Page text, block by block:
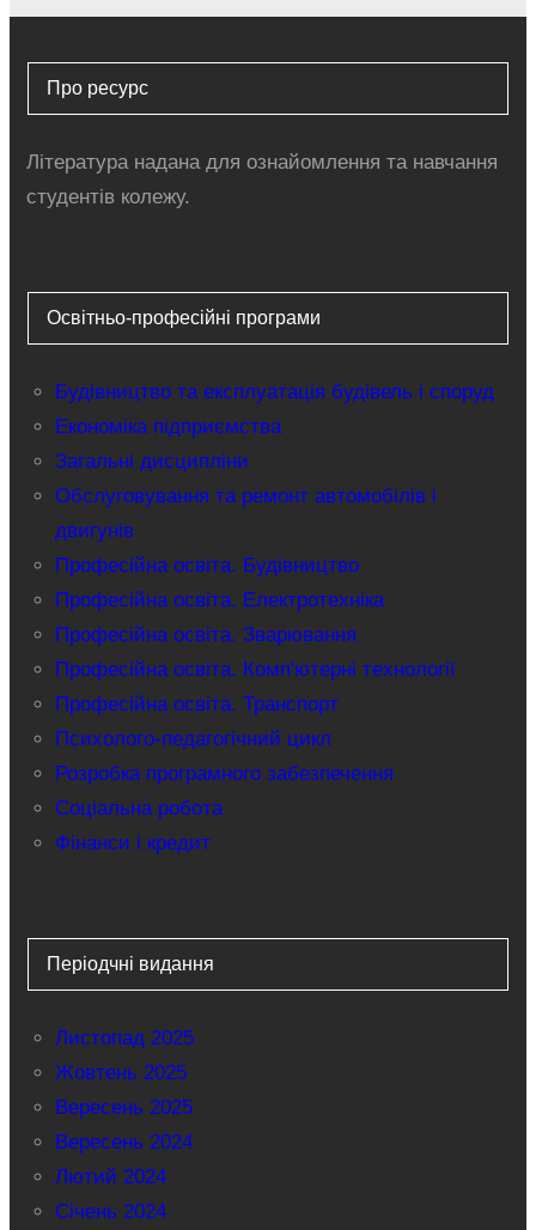
Про ресурс
Література надана для ознайомлення та навчання
студентів колежу.
Освітньо-професійні програми
Будівництво та експлуатація будівель і споруд
Економіка підприємства
Загальні дисципліни
Обслуговування та ремонт автомобілів і
двигунів
Професійна освіта. Будівництво
Професійна освіта. Електротехніка
Професійна освіта. Зварювання
Професійна освіта. Комп'ютерні технології
Професійна освіта. Транспорт
Психолого-педагогічний цикл
Розробка програмного забезпечення
Соціальна робота
Фінанси і кредит
Періодчні видання
Листопад 2025
Жовтень 2025
Вересень 2025
Вересень 2024
Лютий 2024
Січень 2024